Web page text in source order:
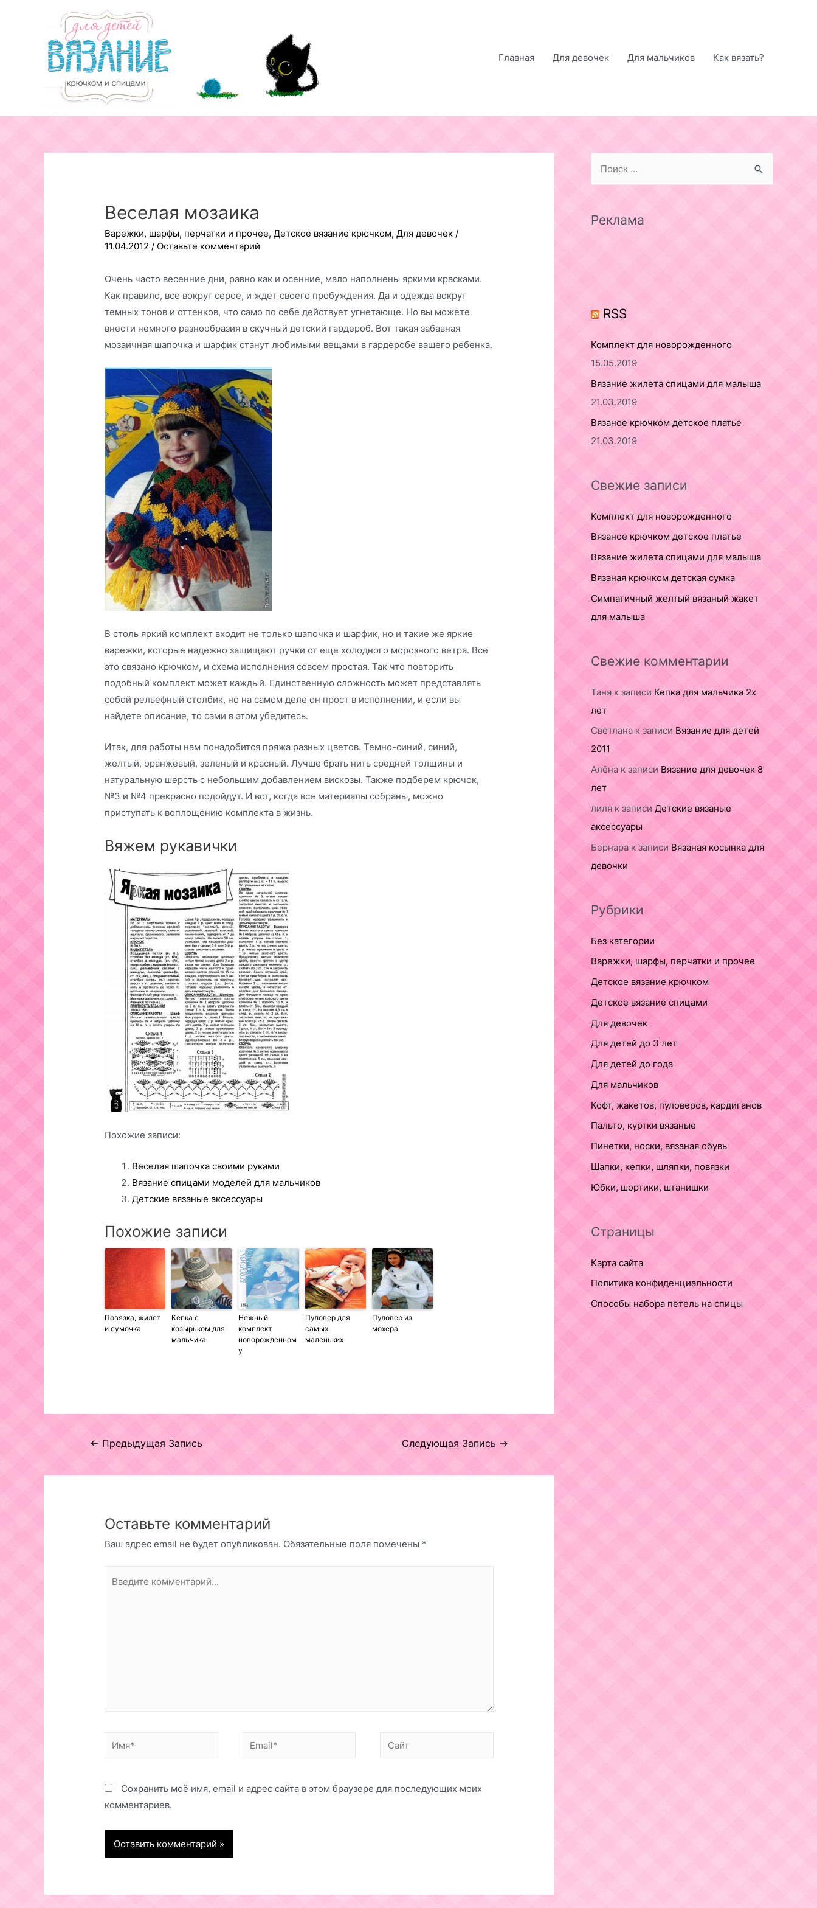
содержимому
Главная
Для девочек Для мальчиков Как вязать?
Веселая мозаика
Варежки, шарфы, перчатки и прочее,Детское вязание крючком,Для девочек /
11.04.2012 / Оставьте комментарий
Очень часто весенние дни, равно как и осенние, мало наполнены яркими красками.
Как правило, все вокруг серое, и ждет своего пробуждения. Да и одежда вокруг
темных тонов и оттенков, что само по себе действует угнетающе. Но вы можете
внести немного разнообразия в скучный детский гардероб. Вот такая забавная
мозаичная шапочка и шарфик станут любимыми вещами в гардеробе вашего ребенка.
В столь яркий комплект входит не только шапочка и шарфик, но и такие же яркие
варежки, которые надежно защищают ручки от еще холодного морозного ветра. Все
это связано крючком, и схема исполнения совсем простая. Так что повторить
подобный комплект может каждый. Единственную сложность может представлять
собой рельефный столбик, но на самом деле он прост в исполнении, и если вы
найдете описание, то сами в этом убедитесь.
Итак, для работы нам понадобится пряжа разных цветов. Темно-синий, синий,
желтый, оранжевый, зеленый и красный. Лучше брать нить средней толщины и
натуральную шерсть с небольшим добавлением вискозы. Также подберем крючок,
№3 и №4 прекрасно подойдут. И вот, когда все материалы собраны, можно
приступать к воплощению комплекта в жизнь.
Вяжем рукавички
Похожие записи:
Веселая шапочка своими руками
Вязание спицами моделей для мальчиков
Детские вязаные аксессуары
Похожие записи
Повязка, жилет
и сумочка
Кепка с
козырьком для
мальчика
Нежный
комплект
новорожденном
у
Пуловер для
самых
маленьких
Пуловер из
мохера
Навигация
← Предыдущая Запись Следующая Запись →
Оставьте комментарий
Ваш адрес email не будет опубликован. Обязательные поля помечены *
комментарий...
Имя* Email* Сайт
Сохранить моё имя, email и адрес сайта в этом браузере для последующих моих
комментариев.
rРеклама
RSS
Комплект для новорожденного
15.05.2019
Вязание жилета спицами для малыша
21.03.2019
Вязаное крючком детское платье
21.03.2019
Свежие записи
Комплект для новорожденного
Вязаное крючком детское платье
Вязание жилета спицами для малыша
Вязаная крючком детская сумка
Симпатичный желтый вязаный жакет
для малыша
Свежие комментарии
Таня к записи Кепка для мальчика 2х
лет
Светлана к записи Вязание для детей
2011
Алёна к записи Вязание для девочек 8
лет
лиля к записи Детские вязаные
аксессуары
Бернара к записи Вязаная косынка для
девочки
Рубрики
Без категории
Варежки, шарфы, перчатки и прочее
Детское вязание крючком
Детское вязание спицами
Для девочек
Для детей до 3 лет
Для детей до года
Для мальчиков
Кофт, жакетов, пуловеров, кардиганов
Пальто, куртки вязаные
Пинетки, носки, вязаная обувь
Шапки, кепки, шляпки, повязки
Юбки, шортики, штанишки
Страницы
Карта сайта
Политика конфиденциальности
Способы набора петель на спицы